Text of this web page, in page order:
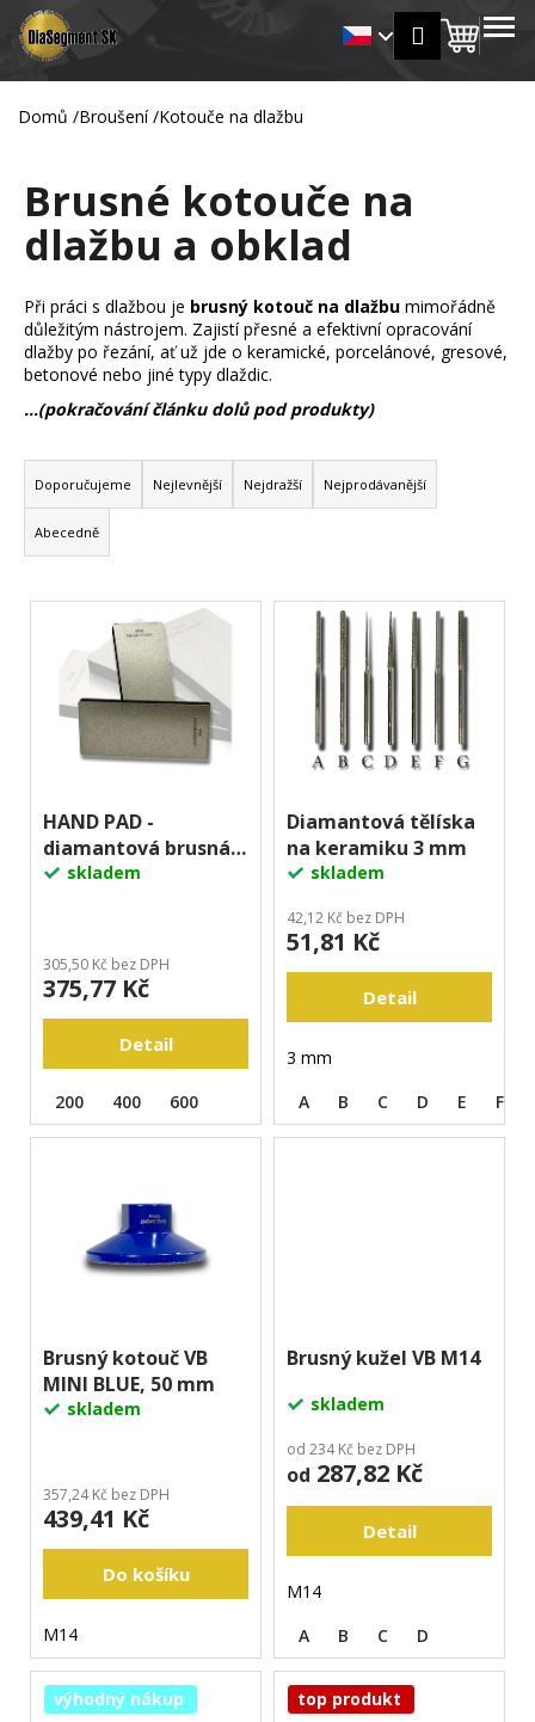
Přejít
obsah
Přihlášení
košík
MENU
Domů /Broušení /Kotouče na dlažbu
Brusné kotouče na
dlažbu a obklad
Při práci s dlažbou je brusný kotouč na dlažbu mimořádně
důležitým nástrojem. Zajistí přesné a efektivní opracování
dlažby po řezání, ať už jde o keramické, porcelánové, gresové,
betonové nebo jiné typy dlaždic.
...(pokračování článku dolů pod produkty)
Ř
a
z
e
í
Doporučujeme Nejlevnější Nejdražší Nejprodávanější
Abecedně
V
HAND PAD -
diamantová brusná
deska
skladem
305,50 Kč bez DPH
375,77 Kč
Detail
200 400 600
Diamantová tělíska
na keramiku 3 mm
skladem
42,12 Kč bez DPH
51,81 Kč
Detail
3 mm
A
B C D E F
Brusný kotouč VB
MINI BLUE, 50 mm
skladem
357,24 Kč bez DPH
439,41 Kč
Do košíku
M14
Brusný kužel VB M14
skladem
od 234 Kč bez DPH
od 287,82 Kč
Detail
M14
A
B C D
výhodný nákup top produkt
š
Zpět
Zpět
C
p
o
t
e
b
u
j
t
e
n
a
j
m